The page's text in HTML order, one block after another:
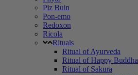
Piz Buin
Pon-emo
Redoxon
Ricola
Rituals
Ritual of Ayurveda
Ritual of Happy Buddha
Ritual of Sakura